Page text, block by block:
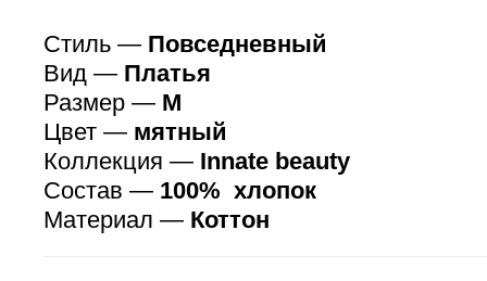
Стиль — Повседневный
Вид — Платья
Размер — M
Цвет — мятный
Коллекция — Innate beauty
Состав — 100% хлопок
Материал — Коттон